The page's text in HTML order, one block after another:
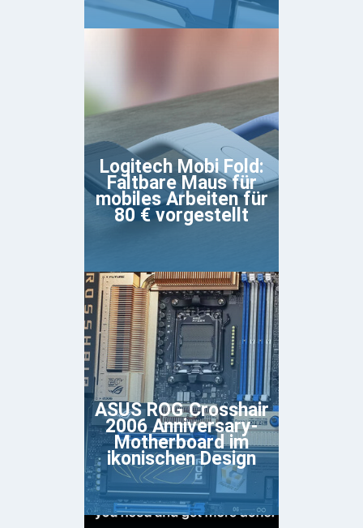
Logitech Mobi Fold:
Faltbare Maus für
mobiles Arbeiten für
80 € vorgestellt
ASUS ROG Crosshair
2006 Anniversary-
Motherboard im
ikonischen Design